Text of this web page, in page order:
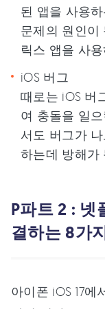
된 앱을 사용
문제의 원인이
릭스 앱을 사
iOS 버그
때로는 iOS 버
여 충돌을 일
서도 버그가
하는데 방해가
P파트 2 : 넷
결하는 8가
아이폰 iOS 17